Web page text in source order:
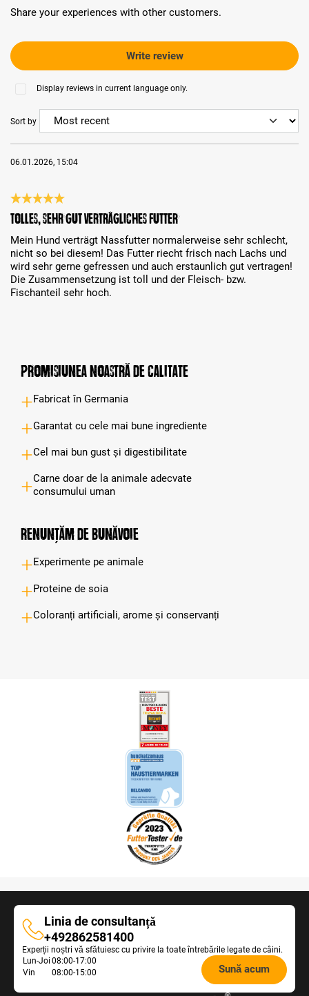
Share your experiences with other customers.
Write review
Display reviews in current language only.
Sort by
06.01.2026, 15:04
Review with rating of 5 out of 5 stars
Tolles, sehr gut verträgliches Futter
Mein Hund verträgt Nassfutter normalerweise sehr schlecht,
nicht so bei diesem! Das Futter riecht frisch nach Lachs und
wird sehr gerne gefressen und auch erstaunlich gut vertragen!
Die Zusammensetzung ist toll und der Fleisch- bzw.
Fischanteil sehr hoch.
Promisiunea noastră de calitate
Fabricat în Germania
Garantat cu cele mai bune ingrediente
Cel mai bun gust și digestibilitate
Carne doar de la animale adecvate
consumului uman
Renunțăm de bunăvoie
Experimente pe animale
Proteine de soia
Coloranți artificiali, arome și conservanți
Linia de consultanță
Linia
de
consultanță
+492862581400
Experții noștri vă sfătuiesc cu privire la toate întrebările legate de câini.
Opening
Lun-Joi 08:00-17:00
Vin
08:00-15:00 Sună acum